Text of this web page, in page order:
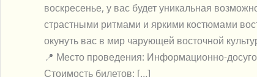
воскресенье, у вас будет уникальная
страстными ритмами и яркими костюмами
окунуть вас в мир чарующей восточной
📍 Место проведения: Информационно-
Стоимость билетов: […]